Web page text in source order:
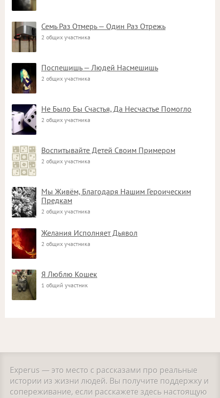
Семь Раз Отмерь — Один Раз Отрежь
2 общих участника
Поспешишь — Людей Насмешишь
2 общих участника
Не Было Бы Счастья, Да Несчастье Помогло
2 общих участника
Воспитывайте Детей Своим Примером
2 общих участника
Мы Живём, Благодаря Нашим Героическим
Предкам
2 общих участника
Желания Исполняет Дьявол
2 общих участника
Я Люблю Кошек
1 общий участник
Experus — это место с рассказами про реальные
истории из жизни людей. Вы получите поддержку и
сопереживание, если расскажете здесь настоящую